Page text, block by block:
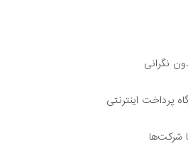
نگرانی
پرداخت اینترنتی
شرکت‌ها